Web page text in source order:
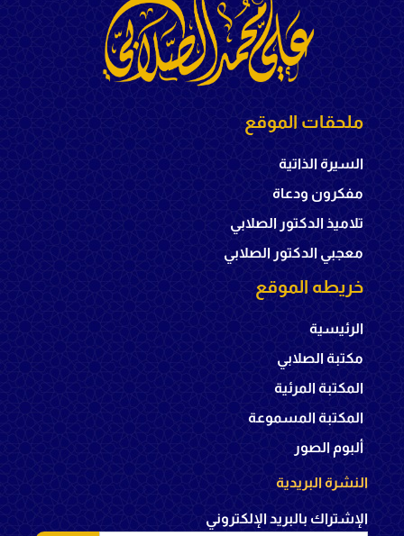
ملحقات الموقع
السيرة الذاتية
مفكرون ودعاة
تلاميذ الدكتور الصلابي
معجبي الدكتور الصلابي
خريطه الموقع
الرئيسية
مكتبة الصلابي
المكتبة المرئية
المكتبة المسموعة
ألبوم الصور
النشرة البريدية
الإشتراك بالبريد الإلكتروني